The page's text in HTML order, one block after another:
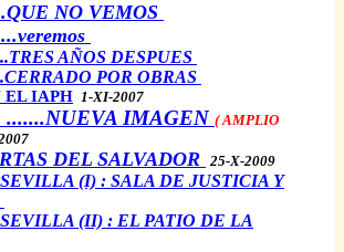
NO VEMOS
AÑOS DESPUES
POR OBRAS
EL IAPH 1-XI-2007
.......NUEVA IMAGEN ( AMPLIO
DEL SALVADOR 25-X-2009
(I) : SALA DE JUSTICIA Y
(II) : EL PATIO DE LA